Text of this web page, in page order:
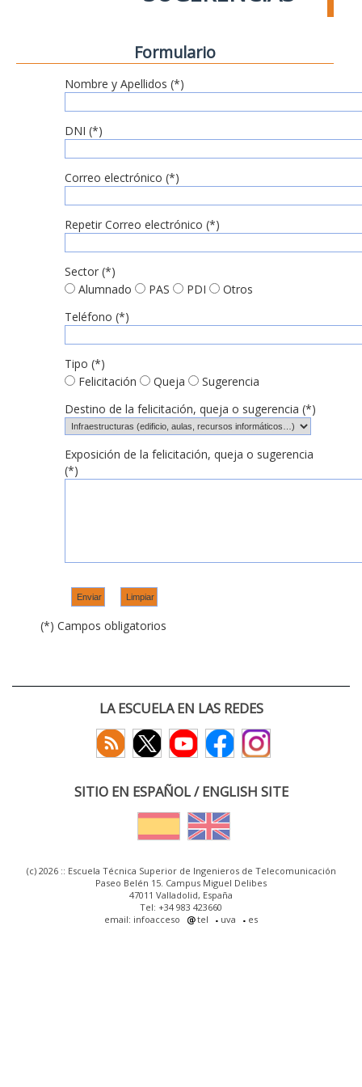
Formulario
Nombre y Apellidos (*)
DNI (*)
Correo electrónico (*)
Repetir Correo electrónico (*)
Sector (*)
Alumnado
PAS PDI
Otros
Teléfono (*)
Tipo (*)
Felicitación
Queja
Sugerencia
Destino de la felicitación, queja o sugerencia (*)
Exposición de la felicitación, queja o sugerencia
(*)
(*) Campos obligatorios
LA ESCUELA EN LAS REDES
SITIO EN ESPAÑOL / ENGLISH SITE
(c) 2026 :: Escuela Técnica Superior de Ingenieros de Telecomunicación
Paseo Belén 15. Campus Miguel Delibes
47011 Valladolid, España
Tel: +34 983 423660
email: infoacceso
tel uva es